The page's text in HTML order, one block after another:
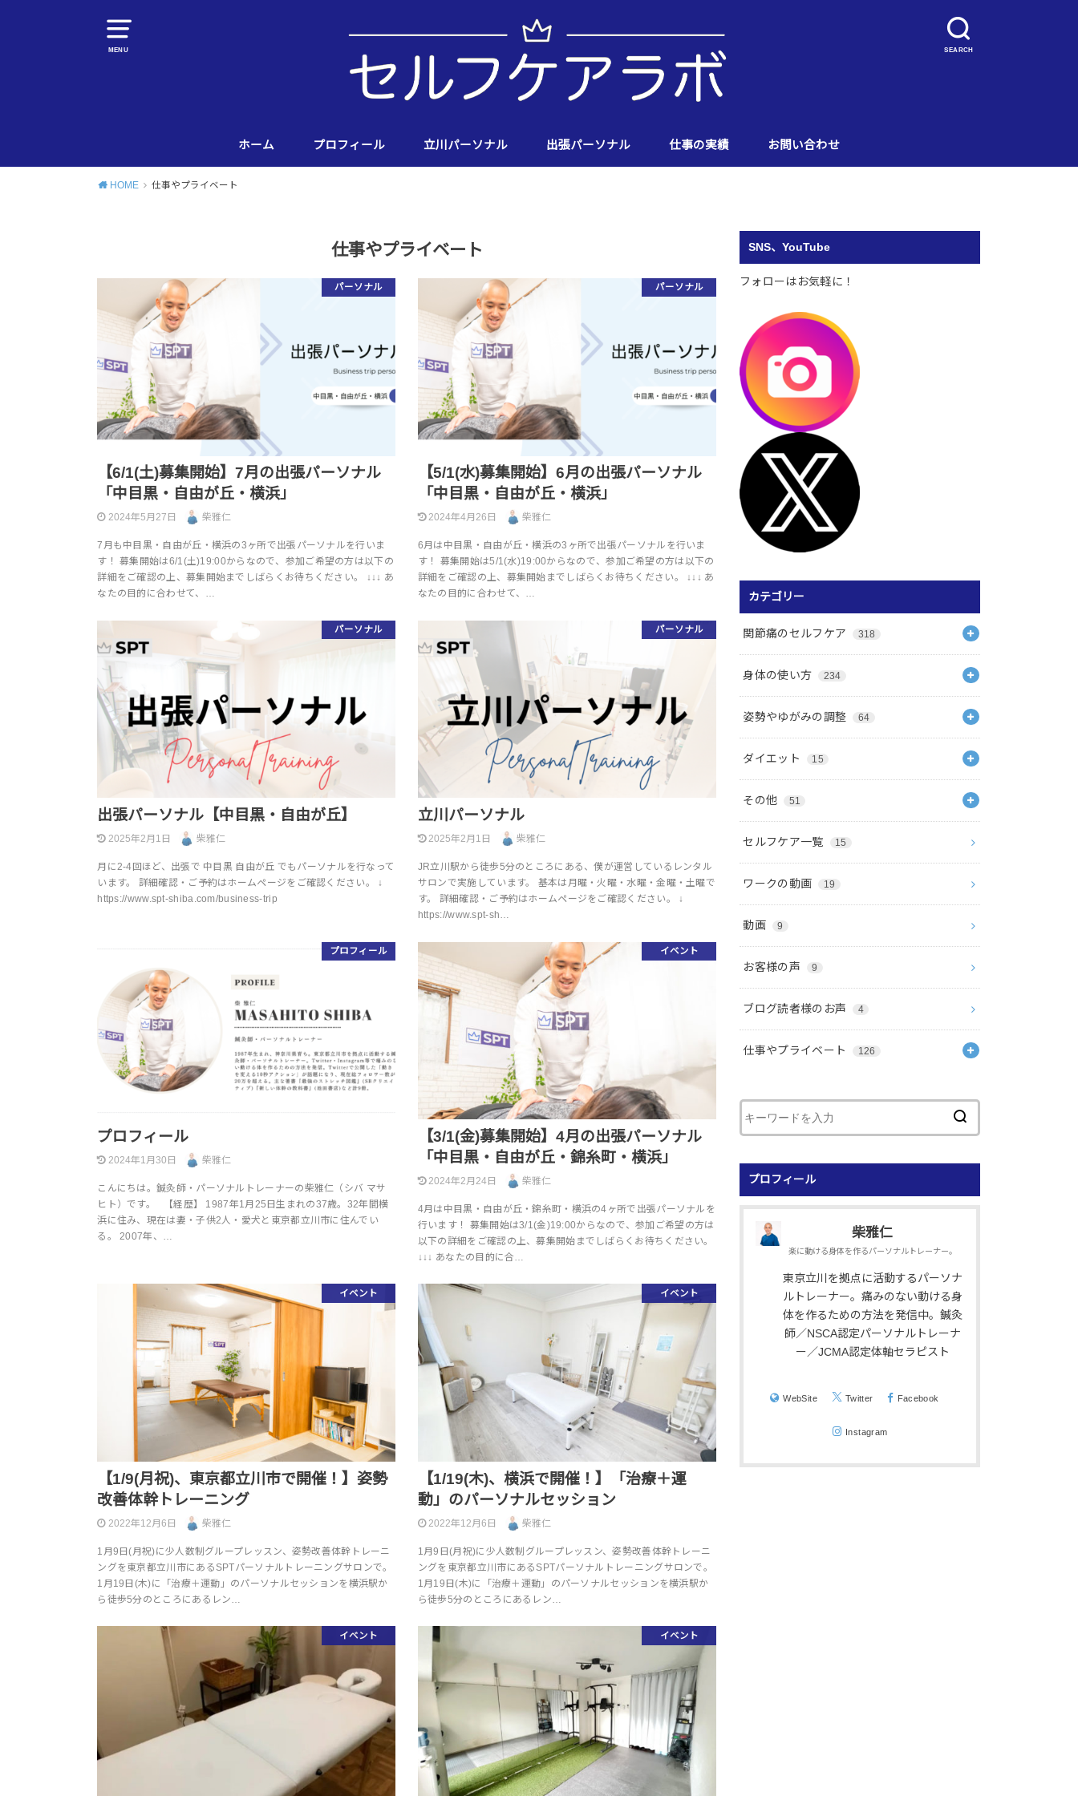
MENU SEARCH
ホーム プロフィール 立川パーソナル 出張パーソナル 仕事の実績 お問い合わせ
HOME 仕事やプライベート
仕事やプライベート
パーソナル
【6/1(土)募集開始】7月の出張パーソナル
「中目黒・自由が丘・横浜」
2024年5月27日 柴雅仁
7月も中目黒・自由が丘・横浜の3ヶ所で出張パーソナルを行いま
す！ 募集開始は6/1(土)19:00からなので、参加ご希望の方は以下の
詳細をご確認の上、募集開始までしばらくお待ちください。 ↓↓↓ あ
なたの目的に合わせて、…
パーソナル
【5/1(水)募集開始】6月の出張パーソナル
「中目黒・自由が丘・横浜」
2024年4月26日 柴雅仁
6月は中目黒・自由が丘・横浜の3ヶ所で出張パーソナルを行いま
す！ 募集開始は5/1(水)19:00からなので、参加ご希望の方は以下の
詳細をご確認の上、募集開始までしばらくお待ちください。 ↓↓↓ あ
なたの目的に合わせて、…
パーソナル
出張パーソナル【中目黒・自由が丘】
2025年2月1日 柴雅仁
月に2-4回ほど、出張で 中目黒 自由が丘 でもパーソナルを行なって
います。 詳細確認・ご予約はホームページをご確認ください。 ↓
https://www.spt-shiba.com/business-trip
パーソナル
立川パーソナル
2025年2月1日 柴雅仁
JR立川駅から徒歩5分のところにある、僕が運営しているレンタル
サロンで実施しています。 基本は月曜・火曜・水曜・金曜・土曜で
す。 詳細確認・ご予約はホームページをご確認ください。 ↓
https://www.spt-sh…
プロフィール
プロフィール
2024年1月30日 柴雅仁
こんにちは。鍼灸師・パーソナルトレーナーの柴雅仁（シバ マサ
ヒト）です。 【経歴】 1987年1月25日生まれの37歳。32年間横
浜に住み、現在は妻・子供2人・愛犬と東京都立川市に住んでい
る。 2007年、…
イベント
【3/1(金)募集開始】4月の出張パーソナル
「中目黒・自由が丘・錦糸町・横浜」
2024年2月24日 柴雅仁
4月は中目黒・自由が丘・錦糸町・横浜の4ヶ所で出張パーソナルを
行います！ 募集開始は3/1(金)19:00からなので、参加ご希望の方は
以下の詳細をご確認の上、募集開始までしばらくお待ちください。
↓↓↓ あなたの目的に合…
イベント
【1/9(月祝)、東京都立川市で開催！】姿勢
改善体幹トレーニング
2022年12月6日 柴雅仁
1月9日(月祝)に少人数制グループレッスン、姿勢改善体幹トレーニ
ングを東京都立川市にあるSPTパーソナルトレーニングサロンで。
1月19日(木)に「治療＋運動」のパーソナルセッションを横浜駅か
ら徒歩5分のところにあるレン…
イベント
【1/19(木)、横浜で開催！】「治療＋運
動」のパーソナルセッション
2022年12月6日 柴雅仁
1月9日(月祝)に少人数制グループレッスン、姿勢改善体幹トレーニ
ングを東京都立川市にあるSPTパーソナルトレーニングサロンで。
1月19日(木)に「治療＋運動」のパーソナルセッションを横浜駅か
ら徒歩5分のところにあるレン…
イベント イベント
SNS、YouTube
フォローはお気軽に！
カテゴリー
関節痛のセルフケア 318
身体の使い方 234
姿勢やゆがみの調整 64
ダイエット 15
その他 51
セルフケア一覧 15
ワークの動画 19
動画 9
お客様の声 9
ブログ読者様のお声 4
仕事やプライベート 126
プロフィール
柴雅仁
楽に動ける身体を作るパーソナルトレーナー。
東京立川を拠点に活動するパーソナ
ルトレーナー。痛みのない動ける身
体を作るための方法を発信中。鍼灸
師／NSCA認定パーソナルトレーナ
ー／JCMA認定体軸セラピスト
WebSite Twitter Facebook
Instagram